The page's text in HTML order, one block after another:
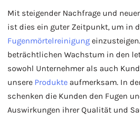
Mit steigender Nachfrage und
ist dies ein guter Zeitpunkt, um in
Fugenmörtelreinigung
beträchtlichen Wachstum in den
sowohl Unternehmer als auch
unsere Produkte aufmerksam. In
schenken die Kunden den Fugen
Auswirkungen ihrer Qualität und